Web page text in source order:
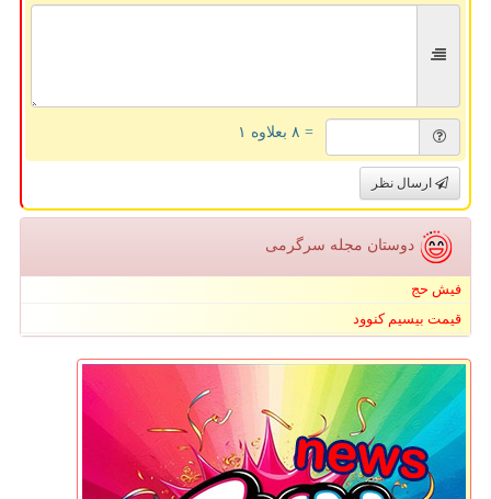
= ۸ بعلاوه ۱
ارسال نظر
دوستان مجله سرگرمی
فیش حج
قیمت بیسیم کنوود